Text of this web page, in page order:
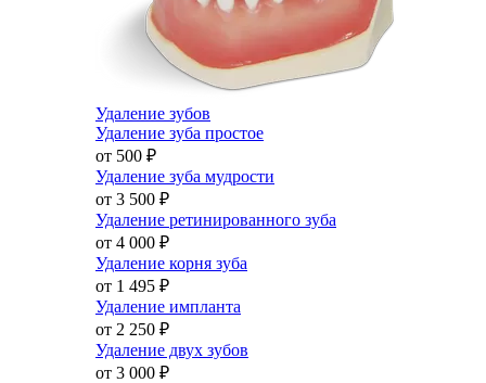
Удаление зубов
Удаление зуба простое
от 500 ₽
Удаление зуба мудрости
от 3 500 ₽
Удаление ретинированного зуба
от 4 000 ₽
Удаление корня зуба
от 1 495 ₽
Удаление импланта
от 2 250 ₽
Удаление двух зубов
от 3 000 ₽